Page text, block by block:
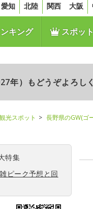
愛知 北陸 関西 大阪
キング スポッ
年）もどうぞよろし
光スポット
長野県のGW(ゴ
特集
ピーク予想と回